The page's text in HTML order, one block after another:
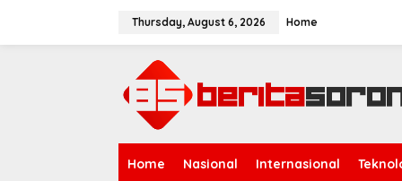
Thursday, August 6, 2026 Home
Home Nasional Internasional